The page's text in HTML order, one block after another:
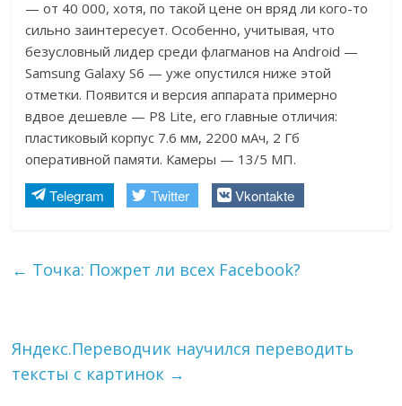
— от 40 000, хотя, по такой цене он вряд ли кого-то
сильно заинтересует. Особенно, учитывая, что
безусловный лидер среди флагманов на Android —
Samsung Galaxy S6 — уже опустился ниже этой
отметки. Появится и версия аппарата примерно
вдвое дешевле — P8 Lite, его главные отличия:
пластиковый корпус 7.6 мм, 2200 мАч, 2 Гб
оперативной памяти. Камеры — 13/5 МП.
Telegram Twitter Vkontakte
← Точка: Пожрет ли всех Facebook?
Яндекс.Переводчик научился переводить
тексты с картинок →